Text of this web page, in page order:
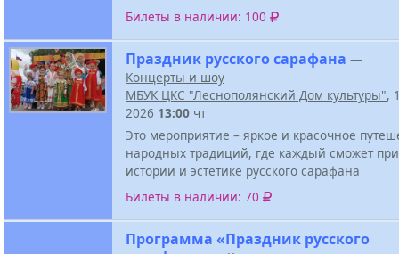
Билеты в наличии: 100
Праздник русского сарафана —
Концерты и шоу
МБУК ЦКС "Леснополянский Дом культуры",
2026 13:00 чт
Это мероприятие – яркое и красочное
народных традиций, где каждый сможет
истории и эстетике русского сарафана
Билеты в наличии: 70
Программа «Праздник русского